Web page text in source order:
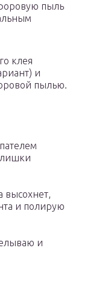
пыль
клея
и
пылью.
высохнет,
и полирую
и